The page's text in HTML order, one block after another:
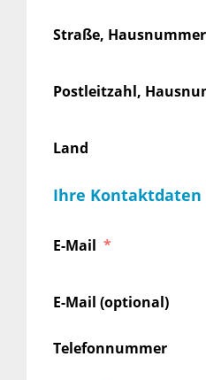
Straße, Hausnummer
Postleitzahl,
Land
Ihre Kontaktdaten
E-Mail
E-Mail (optional)
Telefonnummer